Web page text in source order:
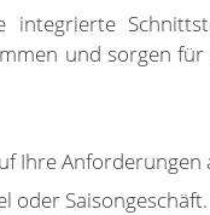
integrierte
und sorgen für
Ihre Anforderungen
oder Saisongeschäft.